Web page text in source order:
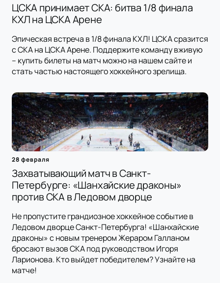
ЦСКА принимает СКА: битва 1/8 финала
КХЛ на ЦСКА Арене
Эпическая встреча в 1/8 финала КХЛ! ЦСКА сразится
с СКА на ЦСКА Арене. Поддержите команду вживую
– купить билеты на матч можно на нашем сайте и
стать частью настоящего хоккейного зрелища.
28 февраля
Захватывающий матч в Санкт-
Петербурге: «Шанхайские драконы»
против СКА в Ледовом дворце
Не пропустите грандиозное хоккейное событие в
Ледовом дворце Санкт-Петербурга! «Шанхайские
драконы» с новым тренером Жераром Галланом
бросают вызов СКА под руководством Игоря
Ларионова. Кто выйдет победителем? Узнайте на
матче!